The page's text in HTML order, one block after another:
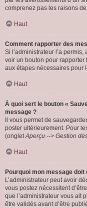
comprenez pas les raisons
Haut
Comment rapporter des
Si l’administrateur l’a
voir un bouton pour
aux étapes nécessaires pour
Haut
À quoi sert le bouton «
message ?
Il vous permet de
poster ultérieurement. Pour
(ongletAperçu --> Gestion
Haut
Pourquoi mon message doit
L’administrateur peut avoir
vous postez nécessitent
que l’administrateur vous ait
être validés avant d’être